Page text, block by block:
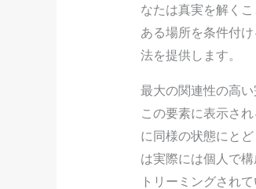
なたは真実を解くこ
ある場所を条件付
法を提供します。
最大の関連性の高
この要素に表示さ
に同様の状態にと
は実際には個人で
トリーミングされ